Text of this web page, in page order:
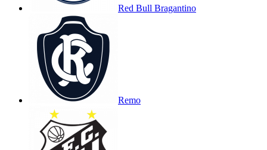
Red Bull Bragantino
Remo